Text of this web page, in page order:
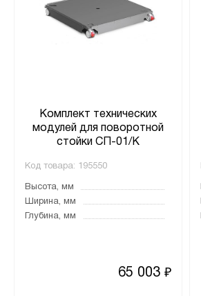
Комплект технических
модулей для поворотной
стойки СП-01/К
Код товара: 195550
Высота, мм
Ширина, мм
Глубина, мм
65 003 ₽